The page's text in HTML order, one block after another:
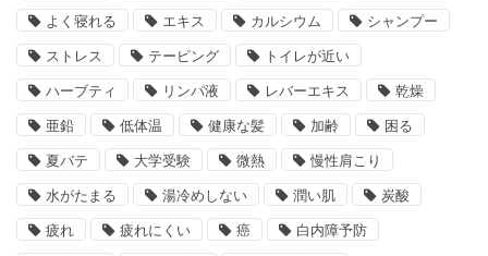
よく寝れる エキス カルシウム シャンプー
ストレス テーピング トイレが近い
ハーブティ リンパ液 レバーエキス 乾燥
亜鉛 低体温 健康な髪 加齢 困る
夏バテ 大学受験 微熱 慢性肩こり
水がたまる 湯冷めしない 潤い肌 炭酸
疲れ 疲れにくい 癌 白内障予防